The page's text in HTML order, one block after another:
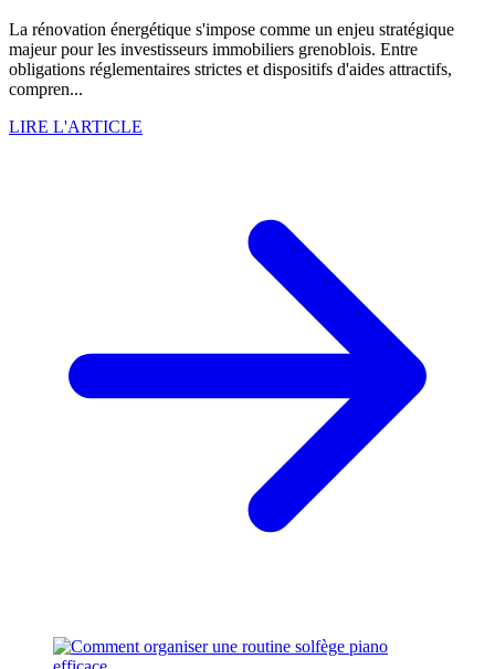
La rénovation énergétique s'impose comme un enjeu stratégique
majeur pour les investisseurs immobiliers grenoblois. Entre
obligations réglementaires strictes et dispositifs d'aides attractifs,
compren...
LIRE L'ARTICLE